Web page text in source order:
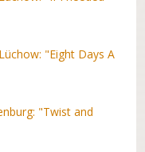
"Eight Days A
"Twist and